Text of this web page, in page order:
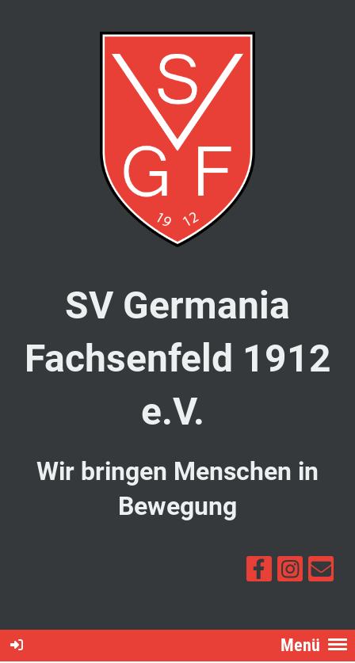
SV Germania
Fachsenfeld 1912
e.V.
Wir bringen Menschen in
Bewegung
Menü